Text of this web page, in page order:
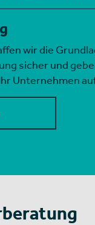
wir die
sicher und
Unternehmen